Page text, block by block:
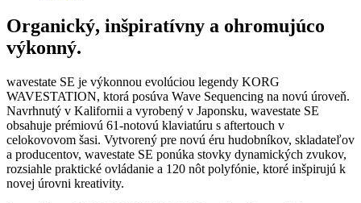
Organický, inšpiratívny a ohromujúco
výkonný.
wavestate SE je výkonnou evolúciou legendy KORG
WAVESTATION, ktorá posúva Wave Sequencing na novú úroveň.
Navrhnutý v Kalifornii a vyrobený v Japonsku, wavestate SE
obsahuje prémiovú 61-notovú klaviatúru s aftertouch v
celokovovom šasi. Vytvorený pre novú éru hudobníkov, skladateľov
a producentov, wavestate SE ponúka stovky dynamických zvukov,
rozsiahle praktické ovládanie a 120 nôt polyfónie, ktoré inšpirujú k
novej úrovni kreativity.